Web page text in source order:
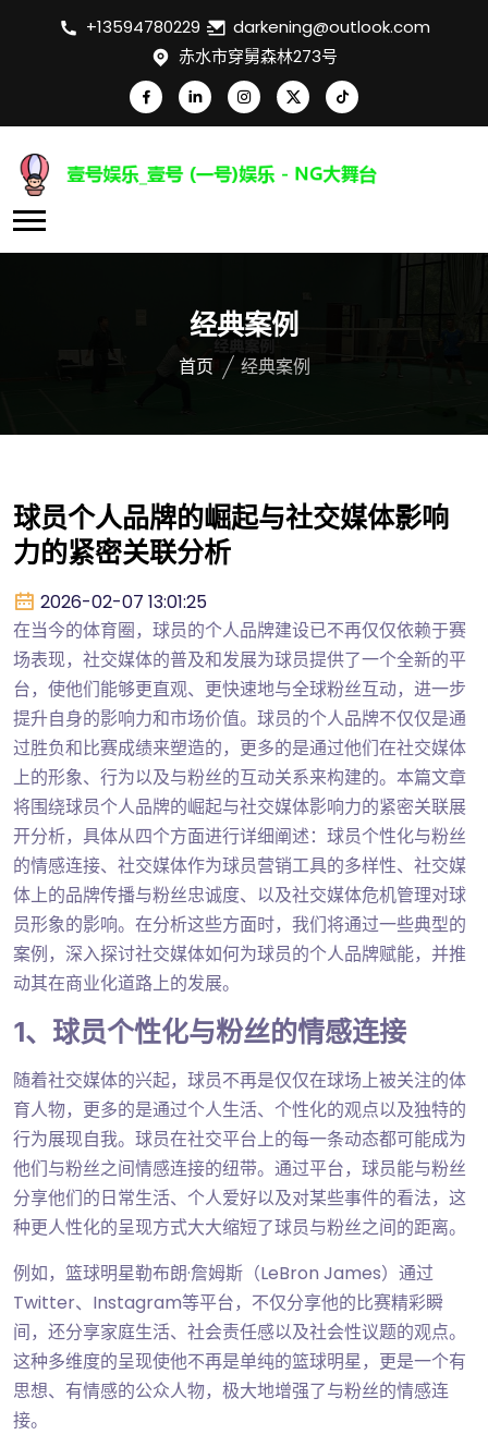
+13594780229
darkening@outlook.com
赤水市穿舅森林273号
经典案例
首页 经典案例
球员个人品牌的崛起与社交媒体影响
力的紧密关联分析
2026-02-07 13:01:25
在当今的体育圈，球员的个人品牌建设已不再仅仅依赖于赛
场表现，社交媒体的普及和发展为球员提供了一个全新的平
台，使他们能够更直观、更快速地与全球粉丝互动，进一步
提升自身的影响力和市场价值。球员的个人品牌不仅仅是通
过胜负和比赛成绩来塑造的，更多的是通过他们在社交媒体
上的形象、行为以及与粉丝的互动关系来构建的。本篇文章
将围绕球员个人品牌的崛起与社交媒体影响力的紧密关联展
开分析，具体从四个方面进行详细阐述：球员个性化与粉丝
的情感连接、社交媒体作为球员营销工具的多样性、社交媒
体上的品牌传播与粉丝忠诚度、以及社交媒体危机管理对球
员形象的影响。在分析这些方面时，我们将通过一些典型的
案例，深入探讨社交媒体如何为球员的个人品牌赋能，并推
动其在商业化道路上的发展。
1、球员个性化与粉丝的情感连接
随着社交媒体的兴起，球员不再是仅仅在球场上被关注的体
育人物，更多的是通过个人生活、个性化的观点以及独特的
行为展现自我。球员在社交平台上的每一条动态都可能成为
他们与粉丝之间情感连接的纽带。通过平台，球员能与粉丝
分享他们的日常生活、个人爱好以及对某些事件的看法，这
种更人性化的呈现方式大大缩短了球员与粉丝之间的距离。
例如，篮球明星勒布朗·詹姆斯（LeBron James）通过
Twitter、Instagram等平台，不仅分享他的比赛精彩瞬
间，还分享家庭生活、社会责任感以及社会性议题的观点。
这种多维度的呈现使他不再是单纯的篮球明星，更是一个有
思想、有情感的公众人物，极大地增强了与粉丝的情感连
接。